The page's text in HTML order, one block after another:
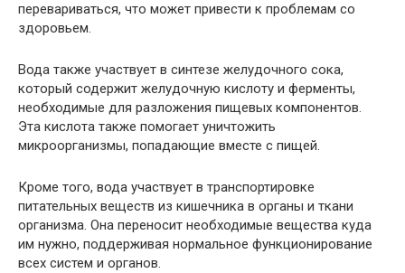
перевариваться, что может привести к проблемам со
здоровьем.
Вода также участвует в синтезе желудочного сока,
который содержит желудочную кислоту и ферменты,
необходимые для разложения пищевых компонентов.
Эта кислота также помогает уничтожить
микроорганизмы, попадающие вместе с пищей.
Кроме того, вода участвует в транспортировке
питательных веществ из кишечника в органы и ткани
организма. Она переносит необходимые вещества куда
им нужно, поддерживая нормальное функционирование
всех систем и органов.